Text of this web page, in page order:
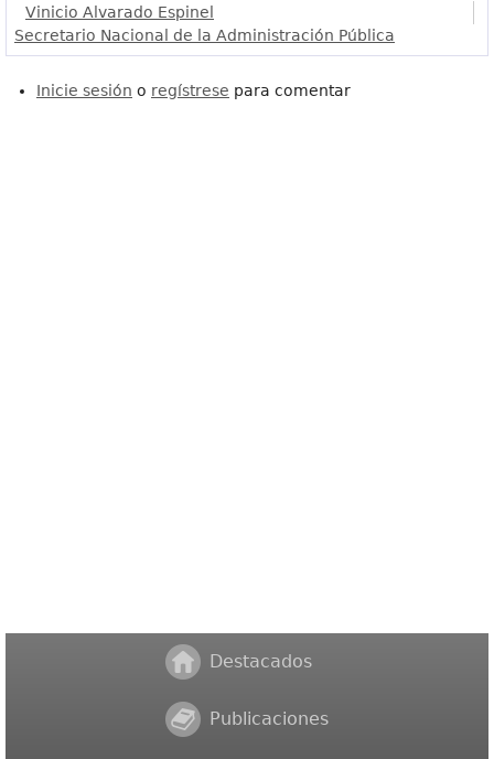
Vinicio Alvarado Espinel
Secretario Nacional de la Administración Pública
Inicie sesión o regístrese para comentar
Destacados
Publicaciones